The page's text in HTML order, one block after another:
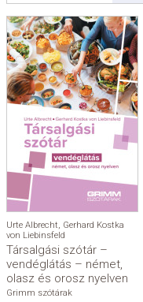
Urte Albrecht, Gerhard Kostka
von Liebinsfeld
Társalgási szótár –
vendéglátás – német,
olasz és orosz nyelven
Grimm szótárak